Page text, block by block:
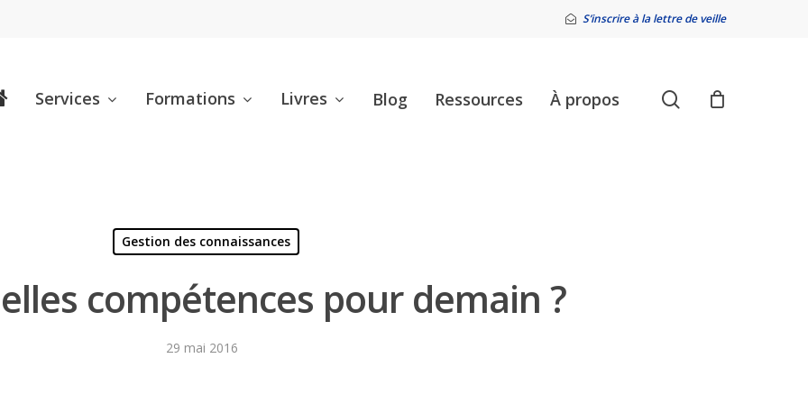
S’inscrire à la lettre de veille
Services Formations Livres Blog Ressources À propos search
Gestion des connaissances
compétences pour demain ?
29 mai 2016